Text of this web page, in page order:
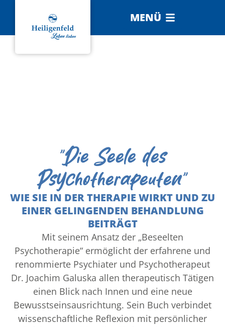
MENÜ
"Die Seele des
Psychotherapeuten"
WIE SIE IN DER THERAPIE WIRKT UND ZU
EINER GELINGENDEN BEHANDLUNG
BEITRÄGT
Mit seinem Ansatz der „Beseelten
Psychotherapie“ ermöglicht der erfahrene und
renommierte Psychiater und Psychotherapeut
Dr. Joachim Galuska allen therapeutisch Tätigen
einen Blick nach Innen und eine neue
Bewusstseinsausrichtung. Sein Buch verbindet
wissenschaftliche Reflexion mit persönlicher